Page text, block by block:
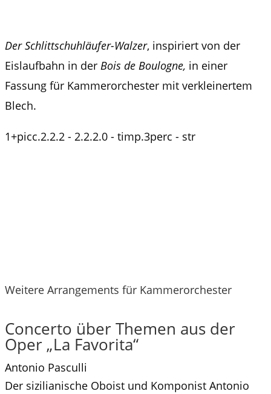
Der Schlittschuhläufer-Walzer, inspiriert von der
Eislaufbahn in der Bois de Boulogne, in einer
Fassung für Kammerorchester mit verkleinertem
Blech.
1+picc.2.2.2 - 2.2.2.0 - timp.3perc - str
Weitere Arrangements für Kammerorchester
Concerto über Themen aus der
Oper „La Favorita“
Antonio Pasculli
Der sizilianische Oboist und Komponist Antonio